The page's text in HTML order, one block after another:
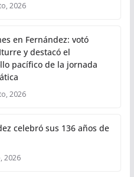
2026
en Fernández: votó
y destacó el
pacífico de la jornada
2026
celebró sus 136 años de
2026